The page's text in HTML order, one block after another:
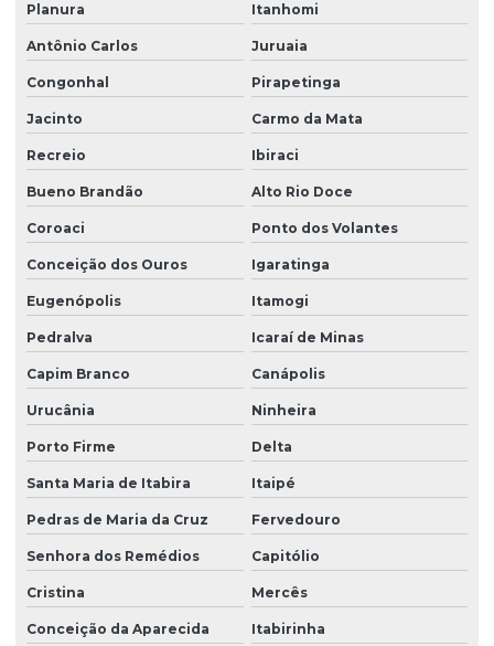
Planura Itanhomi
Antônio Carlos Juruaia
Congonhal Pirapetinga
Jacinto Carmo da Mata
Recreio Ibiraci
Bueno Brandão Alto Rio Doce
Coroaci Ponto dos Volantes
Conceição dos Ouros Igaratinga
Eugenópolis Itamogi
Pedralva Icaraí de Minas
Capim Branco Canápolis
Urucânia Ninheira
Porto Firme Delta
Santa Maria de Itabira Itaipé
Pedras de Maria da Cruz Fervedouro
Senhora dos Remédios Capitólio
Cristina Mercês
Conceição da Aparecida Itabirinha